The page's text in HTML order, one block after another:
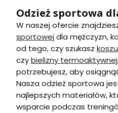
Odzież sportowa
W naszej ofercie
sportowejdla mężczyzn,
od tego, czy szukasz
czybielizny termoaktywnej
potrzebujesz, aby
Nasza odzież sportowa
najlepszych materiałów,
wsparcie podczas